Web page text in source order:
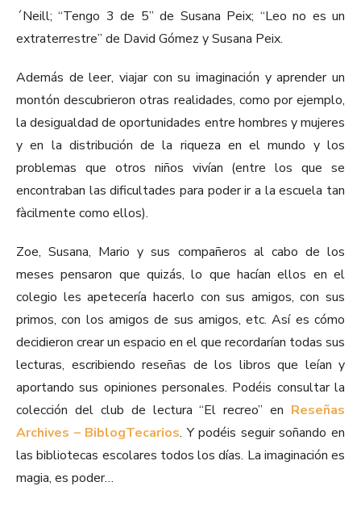
´Neill; “Tengo 3 de 5” de Susana Peix; “Leo no es un
extraterrestre” de David Gómez y Susana Peix.
Además de leer, viajar con su imaginación y aprender un
montón descubrieron otras realidades, como por ejemplo,
la desigualdad de oportunidades entre hombres y mujeres
y en la distribución de la riqueza en el mundo y los
problemas que otros niños vivían (entre los que se
encontraban las dificultades para poder ir a la escuela tan
fàcilmente como ellos).
Zoe, Susana, Mario y sus compañeros al cabo de los
meses pensaron que quizás, lo que hacían ellos en el
colegio les apetecería hacerlo con sus amigos, con sus
primos, con los amigos de sus amigos, etc. Así es cómo
decidieron crear un espacio en el que recordarían todas sus
lecturas, escribiendo reseñas de los libros que leían y
aportando sus opiniones personales. Podéis consultar la
colección del club de lectura “El recreo” en Reseñas
Archives – BiblogTecarios. Y podéis seguir soñando en
las bibliotecas escolares todos los días. La imaginación es
magia, es poder…